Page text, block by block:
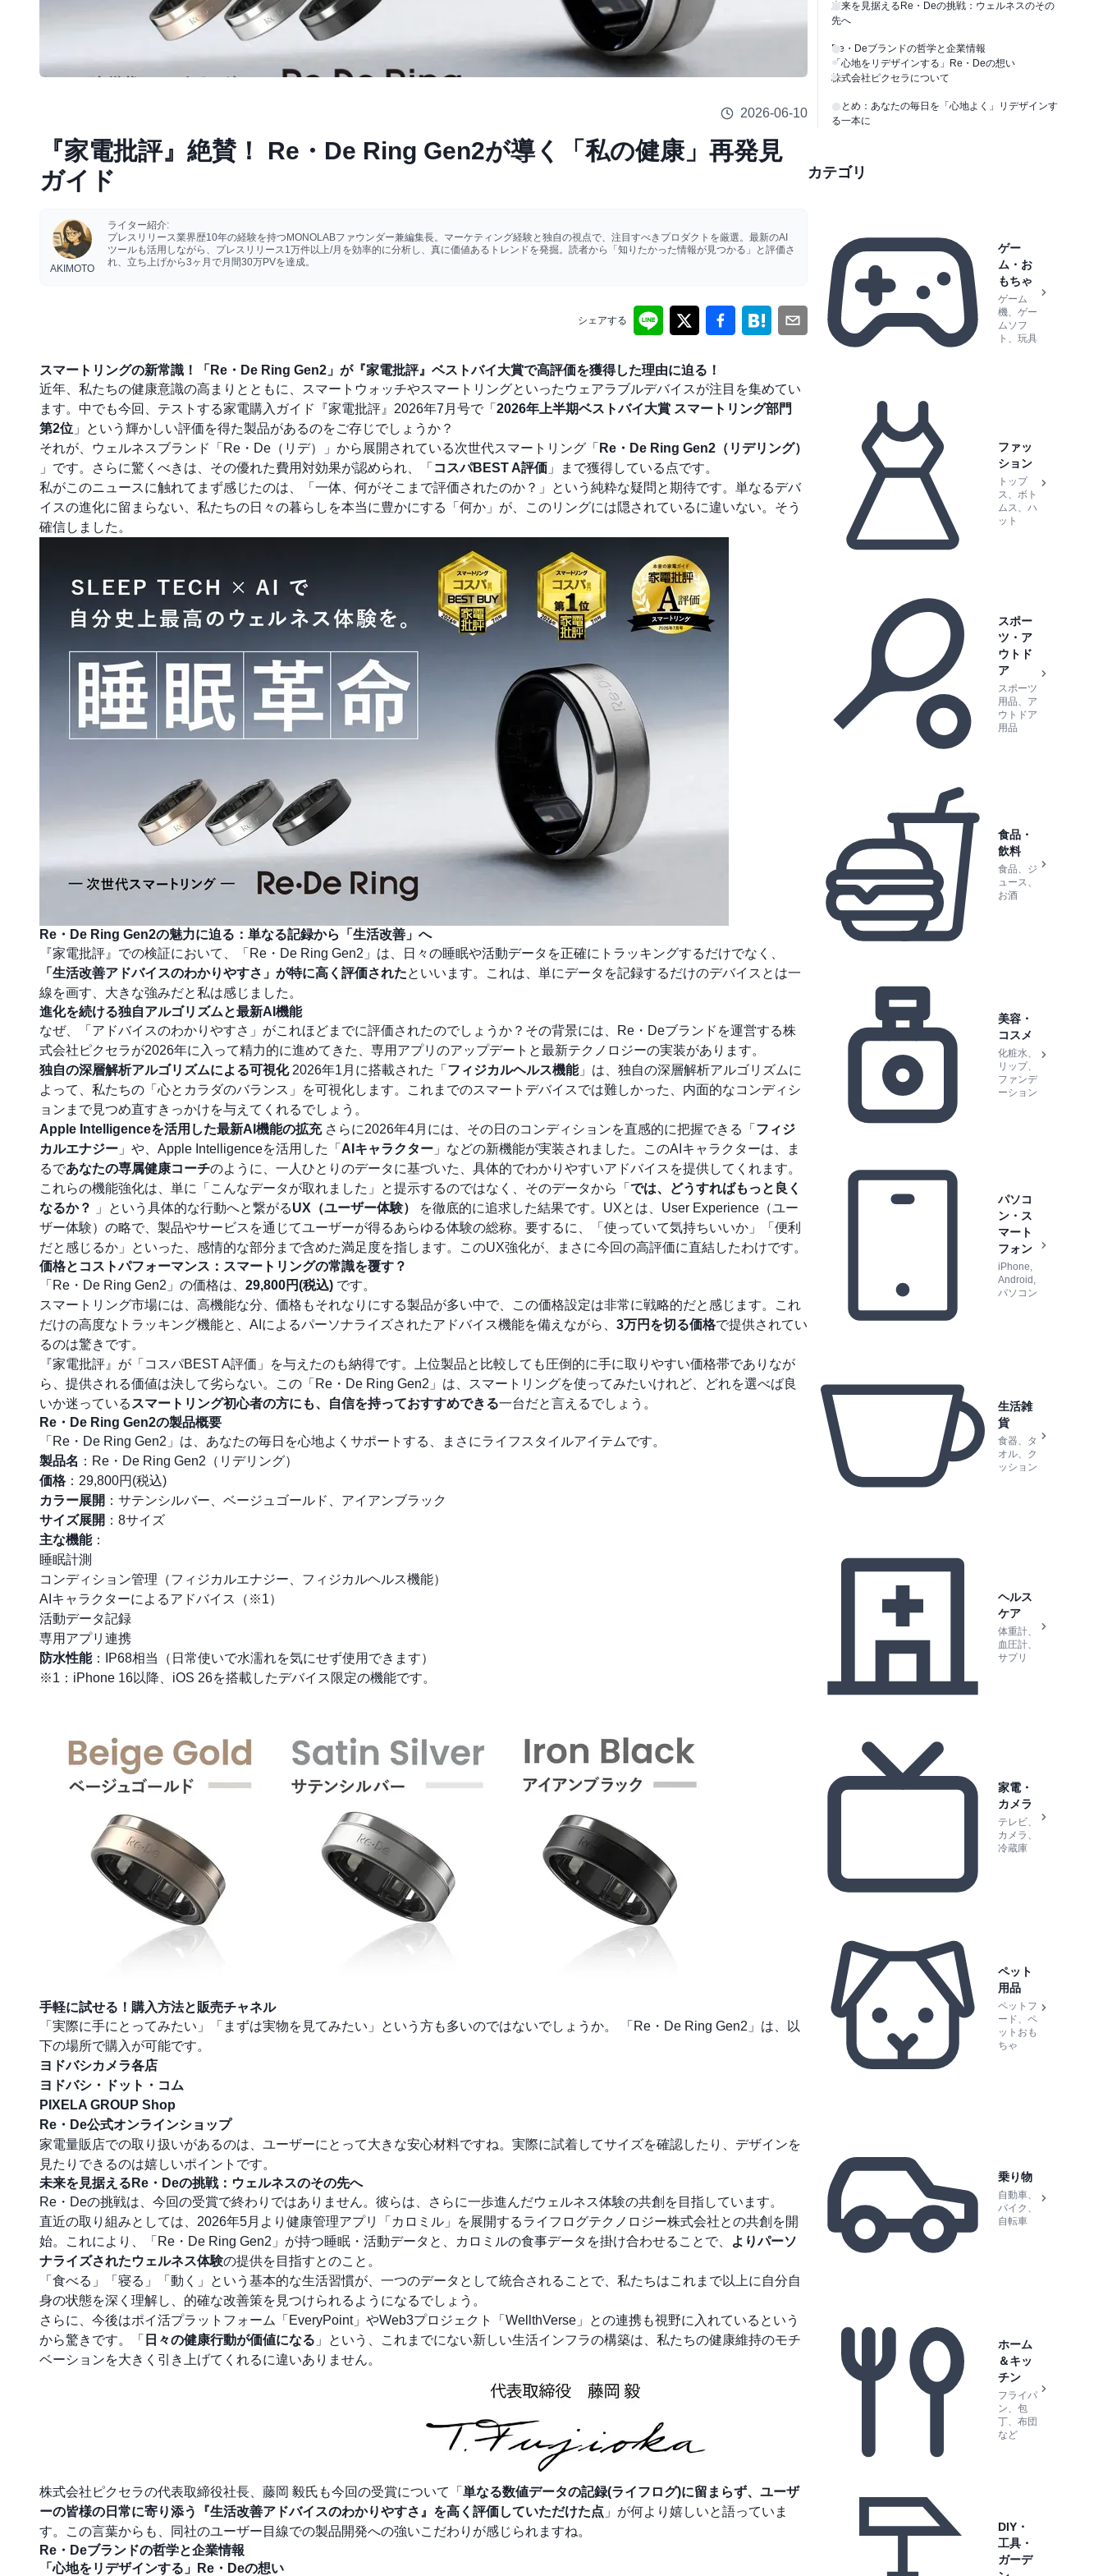
2026-06-10
『家電批評』絶賛！ Re・De Ring Gen2が導く「私の健康」再発見
ガイド
AKIMOTO
ライター紹介:
プレスリリース業界歴10年の経験を持つMONOLABファウンダー兼編集長。マーケティング経験と独自の視点で、注目すべきプロダクトを厳選。最新のAI
ツールも活用しながら、プレスリリース1万件以上/月を効率的に分析し、真に価値あるトレンドを発掘。読者から「知りたかった情報が見つかる」と評価さ
れ、立ち上げから3ヶ月で月間30万PVを達成。
シェアする
スマートリングの新常識！「Re・De Ring Gen2」が『家電批評』ベストバイ大賞で高評価を獲得した理由に迫る！
近年、私たちの健康意識の高まりとともに、スマートウォッチやスマートリングといったウェアラブルデバイスが注目を集めてい
ます。中でも今回、テストする家電購入ガイド『家電批評』2026年7月号で「 2026年上半期ベストバイ大賞 スマートリング部門
第2位 」という輝かしい評価を得た製品があるのをご存じでしょうか？
それが、ウェルネスブランド「Re・De（リデ）」から展開されている次世代スマートリング「 Re・De Ring Gen2（リデリング）
」です。さらに驚くべきは、その優れた費用対効果が認められ、「 コスパBEST A評価 」まで獲得している点です。
私がこのニュースに触れてまず感じたのは、「一体、何がそこまで評価されたのか？」という純粋な疑問と期待です。単なるデバ
イスの進化に留まらない、私たちの日々の暮らしを本当に豊かにする「何か」が、このリングには隠されているに違いない。そう
確信しました。
Re・De Ring Gen2の魅力に迫る：単なる記録から「生活改善」へ
『家電批評』での検証において、「Re・De Ring Gen2」は、日々の睡眠や活動データを正確にトラッキングするだけでなく、
「生活改善アドバイスのわかりやすさ」が特に高く評価されたといいます。これは、単にデータを記録するだけのデバイスとは一
線を画す、大きな強みだと私は感じました。
進化を続ける独自アルゴリズムと最新AI機能
なぜ、「アドバイスのわかりやすさ」がこれほどまでに評価されたのでしょうか？その背景には、Re・Deブランドを運営する株
式会社ピクセラが2026年に入って精力的に進めてきた、専用アプリのアップデートと最新テクノロジーの実装があります。
独自の深層解析アルゴリズムによる可視化2026年1月に搭載された「 フィジカルヘルス機能」は、独自の深層解析アルゴリズムに
よって、私たちの「心とカラダのバランス」を可視化します。これまでのスマートデバイスでは難しかった、内面的なコンディシ
ョンまで見つめ直すきっかけを与えてくれるでしょう。
Apple Intelligenceを活用した最新AI機能の拡充さらに2026年4月には、その日のコンディションを直感的に把握できる「 フィジ
カルエナジー 」や、Apple Intelligenceを活用した「 AIキャラクター 」などの新機能が実装されました。このAIキャラクターは、ま
るであなたの専属健康コーチのように、一人ひとりのデータに基づいた、具体的でわかりやすいアドバイスを提供してくれます。
これらの機能強化は、単に「こんなデータが取れました」と提示するのではなく、そのデータから「 では、どうすればもっと良く
なるか？
」という具体的な行動へと繋がるUX（ユーザー体験）
を徹底的に追求した結果です。UXとは、User Experience（ユー
ザー体験）の略で、製品やサービスを通じてユーザーが得るあらゆる体験の総称。要するに、「使っていて気持ちいいか」「便利
だと感じるか」といった、感情的な部分まで含めた満足度を指します。このUX強化が、まさに今回の高評価に直結したわけです。
価格とコストパフォーマンス：スマートリングの常識を覆す？
「Re・De Ring Gen2」の価格は、 29,800円(税込) です。
スマートリング市場には、高機能な分、価格もそれなりにする製品が多い中で、この価格設定は非常に戦略的だと感じます。これ
だけの高度なトラッキング機能と、AIによるパーソナライズされたアドバイス機能を備えながら、 3万円を切る価格で提供されてい
るのは驚きです。
『家電批評』が「コスパBEST A評価」を与えたのも納得です。上位製品と比較しても圧倒的に手に取りやすい価格帯でありなが
ら、提供される価値は決して劣らない。この「Re・De Ring Gen2」は、スマートリングを使ってみたいけれど、どれを選べば良
いか迷っている スマートリング初心者の方にも、自信を持っておすすめできる一台だと言えるでしょう。
Re・De Ring Gen2の製品概要
「Re・De Ring Gen2」は、あなたの毎日を心地よくサポートする、まさにライフスタイルアイテムです。
製品名 ：Re・De Ring Gen2（リデリング）
価格：29,800円(税込)
カラー展開 ：サテンシルバー、ベージュゴールド、アイアンブラック
サイズ展開 ：8サイズ
主な機能：
睡眠計測
コンディション管理（フィジカルエナジー、フィジカルヘルス機能）
AIキャラクターによるアドバイス（※1）
活動データ記録
専用アプリ連携
防水性能：IP68相当（日常使いで水濡れを気にせず使用できます）
※1：iPhone 16以降、iOS 26を搭載したデバイス限定の機能です。
手軽に試せる！購入方法と販売チャネル
「実際に手にとってみたい」「まずは実物を見てみたい」という方も多いのではないでしょうか。 「Re・De Ring Gen2」は、以
下の場所で購入が可能です。
ヨドバシカメラ各店
ヨドバシ・ドット・コム
PIXELA GROUP Shop
Re・De公式オンラインショップ
家電量販店での取り扱いがあるのは、ユーザーにとって大きな安心材料ですね。実際に試着してサイズを確認したり、デザインを
見たりできるのは嬉しいポイントです。
未来を見据えるRe・Deの挑戦：ウェルネスのその先へ
Re・Deの挑戦は、今回の受賞で終わりではありません。彼らは、さらに一歩進んだウェルネス体験の共創を目指しています。
直近の取り組みとしては、2026年5月より健康管理アプリ「カロミル」を展開するライフログテクノロジー株式会社との共創を開
始。これにより、「Re・De Ring Gen2」が持つ睡眠・活動データと、カロミルの食事データを掛け合わせることで、
よりパーソ
ナライズされたウェルネス体験の提供を目指すとのこと。
「食べる」「寝る」「動く」という基本的な生活習慣が、一つのデータとして統合されることで、私たちはこれまで以上に自分自
身の状態を深く理解し、的確な改善策を見つけられるようになるでしょう。
さらに、今後はポイ活プラットフォーム「EveryPoint」やWeb3プロジェクト「WellthVerse」との連携も視野に入れているという
から驚きです。「 日々の健康行動が価値になる 」という、これまでにない新しい生活インフラの構築は、私たちの健康維持のモチ
ベーションを大きく引き上げてくれるに違いありません。
株式会社ピクセラの代表取締役社長、藤岡 毅氏も今回の受賞について「 単なる数値データの記録(ライフログ)に留まらず、ユーザ
ーの皆様の日常に寄り添う『生活改善アドバイスのわかりやすさ』を高く評価していただけた点 」が何より嬉しいと語っていま
す。この言葉からも、同社のユーザー目線での製品開発への強いこだわりが感じられますね。
Re・Deブランドの哲学と企業情報
「心地をリデザインする」Re・Deの想い
未来を見据えるRe・Deの挑戦：ウェルネスのその
先へ
Re・Deブランドの哲学と企業情報
「心地をリデザインする」Re・Deの想い
株式会社ピクセラについて
まとめ：あなたの毎日を「心地よく」リデザインす
る一本に
カテゴリ
ゲー
ム・お
もちゃ
ゲーム
機、ゲー
ムソフ
ト、玩具
ファッ
ション
トップ
ス、ボト
ムス、ハ
ット
スポー
ツ・ア
ウトド
ア
スポーツ
用品、ア
ウトドア
用品
食品・
飲料
食品、ジ
ュース、
お酒
美容・
コスメ
化粧水、
リップ、
ファンデ
ーション
パソコ
ン・ス
マート
フォン
iPhone,
Android,
パソコン
生活雑
貨
食器、タ
オル、ク
ッション
ヘルス
ケア
体重計、
血圧計、
サプリ
家電・
カメラ
テレビ、
カメラ、
冷蔵庫
ペット
用品
ペットフ
ード、ペ
ットおも
ちゃ
乗り物
自動車、
バイク、
自転車
ホーム
＆キッ
チン
フライパ
ン、包
丁、布団
など
DIY・
工具・
ガーデ